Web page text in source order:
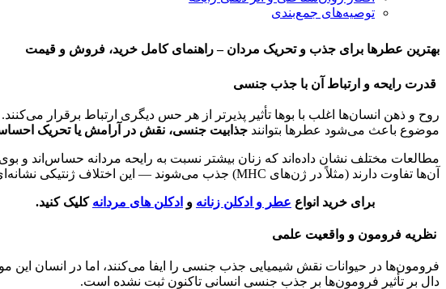
توصیه‌های جمع‌بندی
بهترین عطرها برای جذب و تحریک مردان – راهنمای کامل خرید، فروش و قیمت
قدرت رایحه و ارتباط آن با جذب جنسی
روح و ذهن انسان‌ها اغلب با بوها تأثیر پذیرتر از هر حس دیگری ارتباط برقرار
موضوع باعث می‌شود عطرها بتوانند جذابیت جنسی، نقش در آرامش یا تحریک
مطالعات مختلف نشان داده‌اند که زنان بیشتر نسبت به رایحه مردانه حساس‌اند و
آن‌ها تفاوت دارند (مثلاً در ژن‌های MHC) جذب می‌شوند — این اختلاف ژنتیکی نشانه‌ای از نوع‌دوستی و سیستم ایمنی قوی‌تر است.
برای خرید انواع عطر و ادکلن زنانه و ادکلن های مردانه کلیک کنید.
نظریه فرومون و واقعیت علمی
دال بر تأثیر فرومون‌ها بر جذب جنسی انسانی تاکنون ثبت نشده است.